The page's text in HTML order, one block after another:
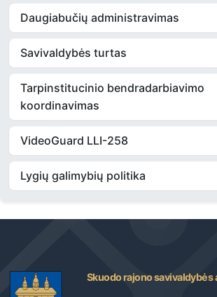
Daugiabučių administravimas
Savivaldybės turtas
Tarpinstitucinio bendradarbiavimo
koordinavimas
VideoGuard LLI-258
Lygių galimybių politika
Skuodo rajono savivaldybės